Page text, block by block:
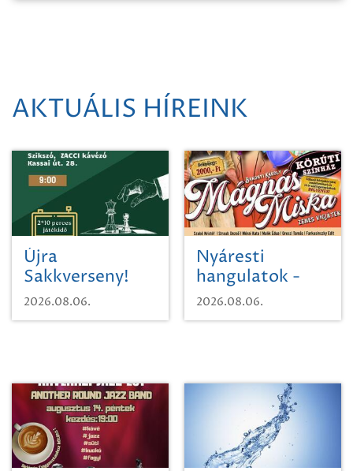
AKTUÁLIS HÍREINK
Újra
Sakkverseny!
2026.08.06.
Nyáresti
hangulatok -
Mágnás Miska
2026.08.06.